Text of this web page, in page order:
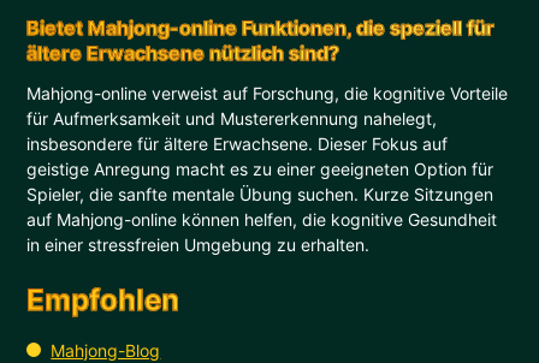
Bietet Mahjong-online Funktionen, die speziell für
ältere Erwachsene nützlich sind?
Mahjong-online verweist auf Forschung, die kognitive Vorteile
für Aufmerksamkeit und Mustererkennung nahelegt,
insbesondere für ältere Erwachsene. Dieser Fokus auf
geistige Anregung macht es zu einer geeigneten Option für
Spieler, die sanfte mentale Übung suchen. Kurze Sitzungen
auf Mahjong-online können helfen, die kognitive Gesundheit
in einer stressfreien Umgebung zu erhalten.
Empfohlen
Mahjong-Blog